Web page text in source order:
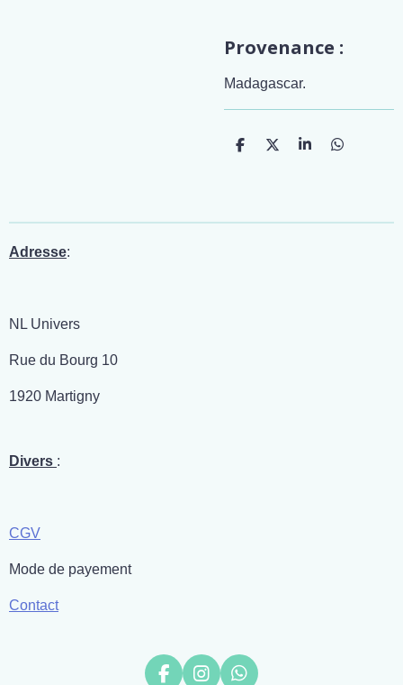
Provenance :
Madagascar.
P
g
P
g
P
g
P
g
Adresse:
NL Univers
Rue du Bourg 10
1920 Martigny
Divers :
CGV
Mode de payement
Contact
F I W